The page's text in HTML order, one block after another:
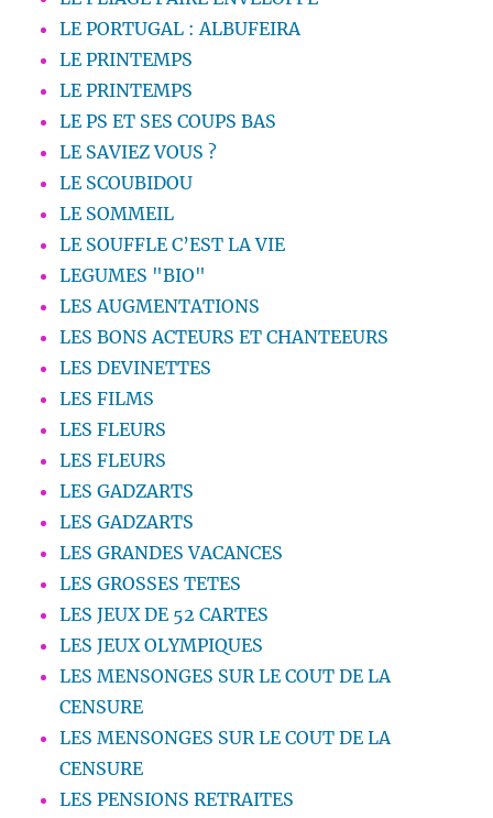
LE PORTUGAL : ALBUFEIRA
LE PRINTEMPS
LE PRINTEMPS
LE PS ET SES COUPS BAS
LE SAVIEZ VOUS ?
LE SCOUBIDOU
LE SOMMEIL
LE SOUFFLE C’EST LA VIE
LEGUMES "BIO"
LES AUGMENTATIONS
LES BONS ACTEURS ET CHANTEEURS
LES DEVINETTES
LES FILMS
LES FLEURS
LES FLEURS
LES GADZARTS
LES GADZARTS
LES GRANDES VACANCES
LES GROSSES TETES
LES JEUX DE 52 CARTES
LES JEUX OLYMPIQUES
LES MENSONGES SUR LE COUT DE LA
CENSURE
LES MENSONGES SUR LE COUT DE LA
CENSURE
LES PENSIONS RETRAITES